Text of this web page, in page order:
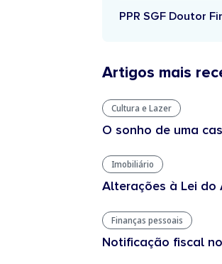
PPR SGF Doutor
Artigos mais
Cultura e Lazer
O sonho de uma
Imobiliário
Alterações à Lei do
Finanças pessoais
Notificação fiscal